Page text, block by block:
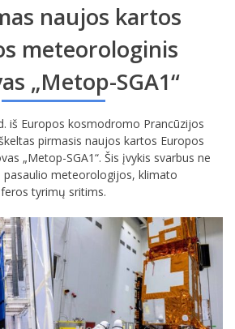
Grąžinti
viską
į
pradinę
būseną
cached
naujos kartos
meteorologinis
„Metop-SGA1“
iš Europos kosmodromo Prancūzijos
pirmasis naujos kartos Europos
„Metop-SGA1“. Šis įvykis svarbus ne
pasaulio meteorologijos, klimato
tyrimų sritims.